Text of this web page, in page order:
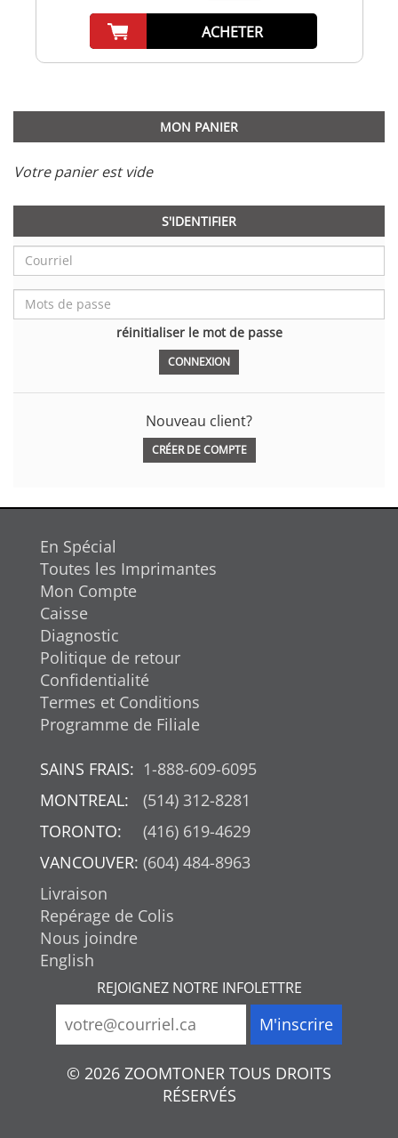
ACHETER
MON PANIER
Votre panier est vide
S'IDENTIFIER
réinitialiser le mot de passe
Nouveau client?
CRÉER DE COMPTE
En Spécial
Toutes les Imprimantes
Mon Compte
Caisse
Diagnostic
Politique de retour
Confidentialité
Termes et Conditions
Programme de Filiale
SAINS FRAIS: 1-888-609-6095
MONTREAL:
(514) 312-8281
TORONTO:
(416) 619-4629
VANCOUVER: (604) 484-8963
Livraison
Repérage de Colis
Nous joindre
English
REJOIGNEZ NOTRE INFOLETTRE
© 2026 ZOOMTONER TOUS DROITS
RÉSERVÉS